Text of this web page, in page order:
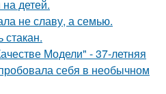
детей.
не славу, а семью.
стакан.
Модели" - 37-летняя
себя в необычном